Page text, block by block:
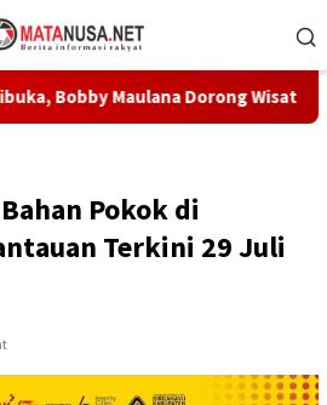
Dorong Wisata Budaya Kota
Pokok di
Terkini 29 Juli